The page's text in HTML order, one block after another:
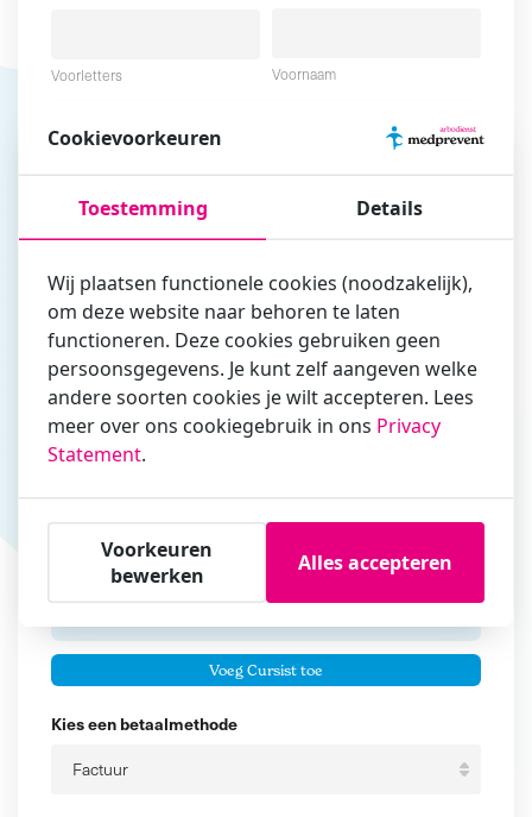
Voorletters Voornaam
Tussenvoegsel Achternaam
E-mailadres
zakelijk/administratief correspondeert
Is de contactpersoon ook een cursist?
Ja
Nee
Cursisten
Voeg cursisten toe
Tussenvoegsel
Voeg Cursist toe
Kies een betaalmethode
Cookievoorkeuren
Toestemming Details
Wij plaatsen functionele cookies (noodzakelijk),
om deze website naar behoren te laten
functioneren. Deze cookies gebruiken geen
persoonsgegevens. Je kunt zelf aangeven welke
andere soorten cookies je wilt accepteren. Lees
meer over ons cookiegebruik in ons Privacy
Statement.
Voorkeuren
bewerken
Alles accepteren